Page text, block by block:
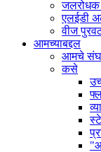
जलरोधक
एलईडी
वीज
आमच्याबद्दल
आमचे संघ
कसे